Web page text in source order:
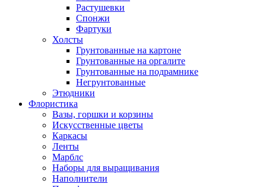
Растушевки
Спонжи
Фартуки
Холсты
Грунтованные на картоне
Грунтованные на оргалите
Грунтованные на подрамнике
Негрунтованные
Этюдники
Флористика
Вазы, горшки и корзины
Искусственные цветы
Каркасы
Ленты
Марблс
Наборы для выращивания
Наполнители